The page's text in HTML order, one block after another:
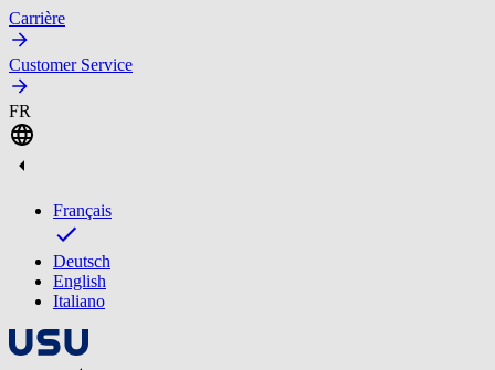
Carrière
Customer Service
FR
Français
Deutsch
English
Italiano